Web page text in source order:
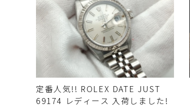
定番人気!! ROLEX DATE JUST
69174 レディース 入荷しました!